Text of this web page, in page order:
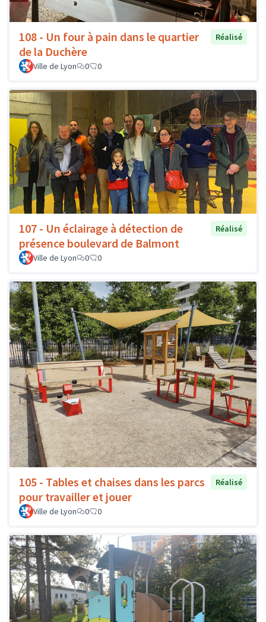
108 - Un four à pain dans le quartier
de la Duchère
Réalisé
Ville de Lyon 0 0
107 - Un éclairage à détection de
présence boulevard de Balmont
Réalisé
Ville de Lyon 0 0
105 - Tables et chaises dans les parcs
pour travailler et jouer
Réalisé
Ville de Lyon 0 0